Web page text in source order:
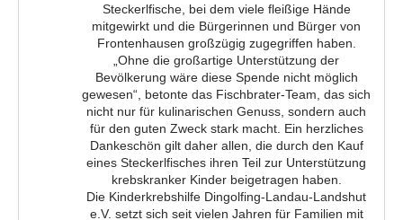
Steckerlfische, bei dem viele fleißige Hände
mitgewirkt und die Bürgerinnen und Bürger von
Frontenhausen großzügig zugegriffen haben.
„Ohne die großartige Unterstützung der
Bevölkerung wäre diese Spende nicht möglich
gewesen“, betonte das Fischbrater-Team, das sich
nicht nur für kulinarischen Genuss, sondern auch
für den guten Zweck stark macht. Ein herzliches
Dankeschön gilt daher allen, die durch den Kauf
eines Steckerlfisches ihren Teil zur Unterstützung
krebskranker Kinder beigetragen haben.
Die Kinderkrebshilfe Dingolfing-Landau-Landshut
e.V. setzt sich seit vielen Jahren für Familien mit